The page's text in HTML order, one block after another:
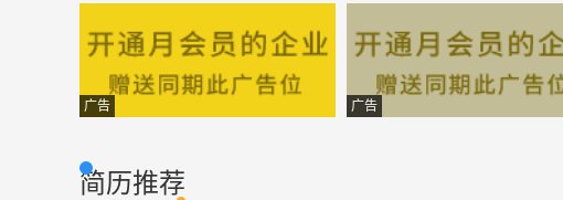
广告 广告
简历推荐